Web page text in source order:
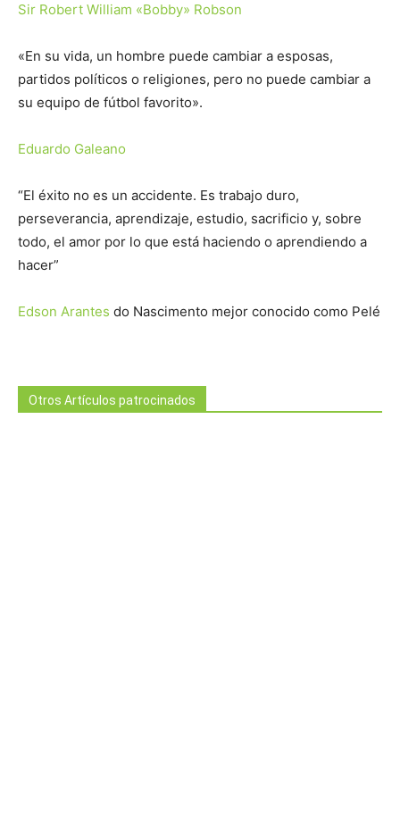
Sir Robert William «Bobby» Robson
«En su vida, un hombre puede cambiar a esposas,
partidos políticos o religiones, pero no puede cambiar a
su equipo de fútbol favorito».
Eduardo Galeano
“El éxito no es un accidente. Es trabajo duro,
perseverancia, aprendizaje, estudio, sacrificio y, sobre
todo, el amor por lo que está haciendo o aprendiendo a
hacer”
Edson Arantes do Nascimento mejor conocido como Pelé
Otros Artículos patrocinados